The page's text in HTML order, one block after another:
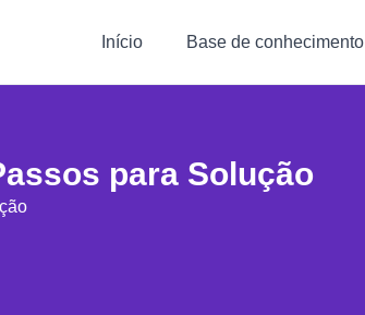
Início Base de conhecimento
para Solução